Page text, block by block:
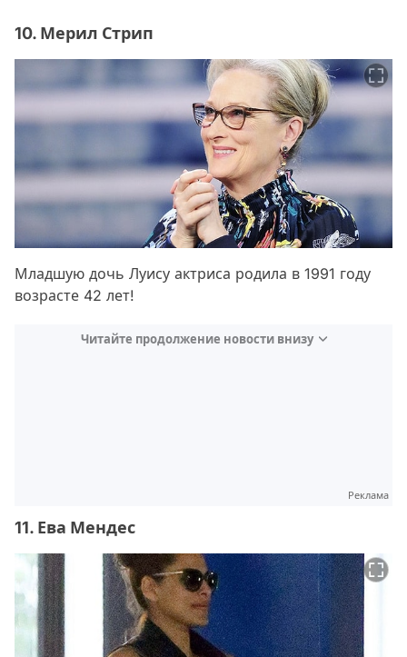
10. Мерил Стрип
Младшую дочь Луису актриса родила в 1991 году
возрасте 42 лет!
Читайте продолжение новости внизу
Реклама
11. Ева Мендес